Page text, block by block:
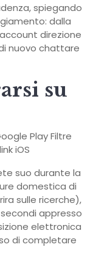
spiegando
dalla
direzione
nuovo chattare
su
Play Filtre
iOS
suo durante la
domestica di
sulle ricerche),
appresso
elettronica
di completare